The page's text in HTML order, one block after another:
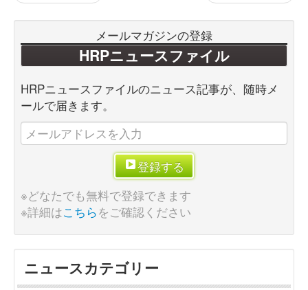
メールマガジンの登録
HRPニュースファイル
HRPニュースファイルのニュース記事が、随時メ
ールで届きます。
登録する
※どなたでも無料で登録できます
※詳細はこちらをご確認ください
ニュースカテゴリー